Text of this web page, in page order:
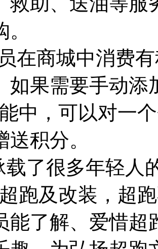
在商城中消费
如果需要手动添
中，可以对一
送积分。
载了很多年轻人
跑及改装，超
能了解、爱惜超